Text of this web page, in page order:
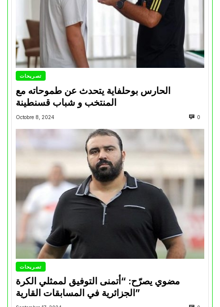
تصريحات
الحارس بوحلفاية يتحدث عن طموحاته مع
المنتخب و شباب قسنطينة
Octobre 8, 2024 0
تصريحات
مضوي يصرّح: “أتمنى التوفيق لممثلي الكرة
الجزائرية في المسابقات القارية”